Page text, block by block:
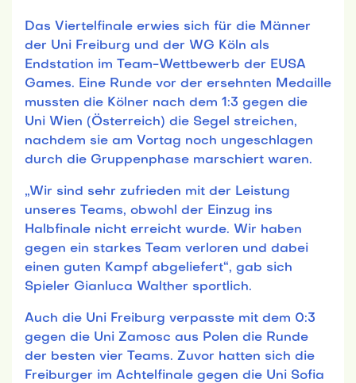
Das Viertelfinale erwies sich für die Männer
der Uni Freiburg und der WG Köln als
Endstation im Team-Wettbewerb der EUSA
Games. Eine Runde vor der ersehnten Medaille
mussten die Kölner nach dem 1:3 gegen die
Uni Wien (Österreich) die Segel streichen,
nachdem sie am Vortag noch ungeschlagen
durch die Gruppenphase marschiert waren.
„Wir sind sehr zufrieden mit der Leistung
unseres Teams, obwohl der Einzug ins
Halbfinale nicht erreicht wurde. Wir haben
gegen ein starkes Team verloren und dabei
einen guten Kampf abgeliefert“, gab sich
Spieler Gianluca Walther sportlich.
Auch die Uni Freiburg verpasste mit dem 0:3
gegen die Uni Zamosc aus Polen die Runde
der besten vier Teams. Zuvor hatten sich die
Freiburger im Achtelfinale gegen die Uni Sofia